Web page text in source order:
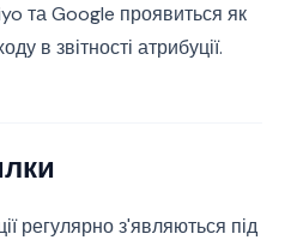
та Google проявиться як
в звітності атрибуції.
регулярно з'являються під